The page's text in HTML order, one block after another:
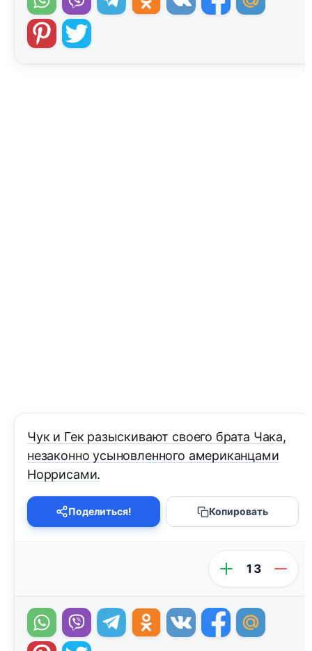
Чук и Гек разыскивают своего брата Чака,
незаконно усыновленного американцами
Норрисами.
Поделиться! Копировать
13